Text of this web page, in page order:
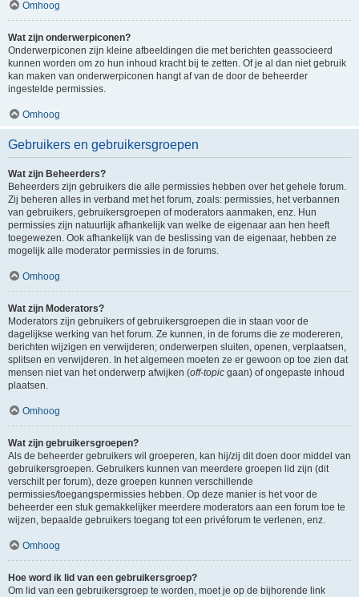
Omhoog
Wat zijn onderwerpiconen?
Onderwerpiconen zijn kleine afbeeldingen die met berichten geassocieerd
kunnen worden om zo hun inhoud kracht bij te zetten. Of je al dan niet gebruik
kan maken van onderwerpiconen hangt af van de door de beheerder
ingestelde permissies.
Omhoog
Gebruikers en gebruikersgroepen
Wat zijn Beheerders?
Beheerders zijn gebruikers die alle permissies hebben over het gehele forum.
Zij beheren alles in verband met het forum, zoals: permissies, het verbannen
van gebruikers, gebruikersgroepen of moderators aanmaken, enz. Hun
permissies zijn natuurlijk afhankelijk van welke de eigenaar aan hen heeft
toegewezen. Ook afhankelijk van de beslissing van de eigenaar, hebben ze
mogelijk alle moderator permissies in de forums.
Omhoog
Wat zijn Moderators?
Moderators zijn gebruikers of gebruikersgroepen die in staan voor de
dagelijkse werking van het forum. Ze kunnen, in de forums die ze modereren,
berichten wijzigen en verwijderen; onderwerpen sluiten, openen, verplaatsen,
splitsen en verwijderen. In het algemeen moeten ze er gewoon op toe zien dat
mensen niet van het onderwerp afwijken (off-topic gaan) of ongepaste inhoud
plaatsen.
Omhoog
Wat zijn gebruikersgroepen?
Als de beheerder gebruikers wil groeperen, kan hij/zij dit doen door middel van
gebruikersgroepen. Gebruikers kunnen van meerdere groepen lid zijn (dit
verschilt per forum), deze groepen kunnen verschillende
permissies/toegangspermissies hebben. Op deze manier is het voor de
beheerder een stuk gemakkelijker meerdere moderators aan een forum toe te
wijzen, bepaalde gebruikers toegang tot een privéforum te verlenen, enz.
Omhoog
Hoe word ik lid van een gebruikersgroep?
Om lid van een gebruikersgroep te worden, moet je op de bijhorende link